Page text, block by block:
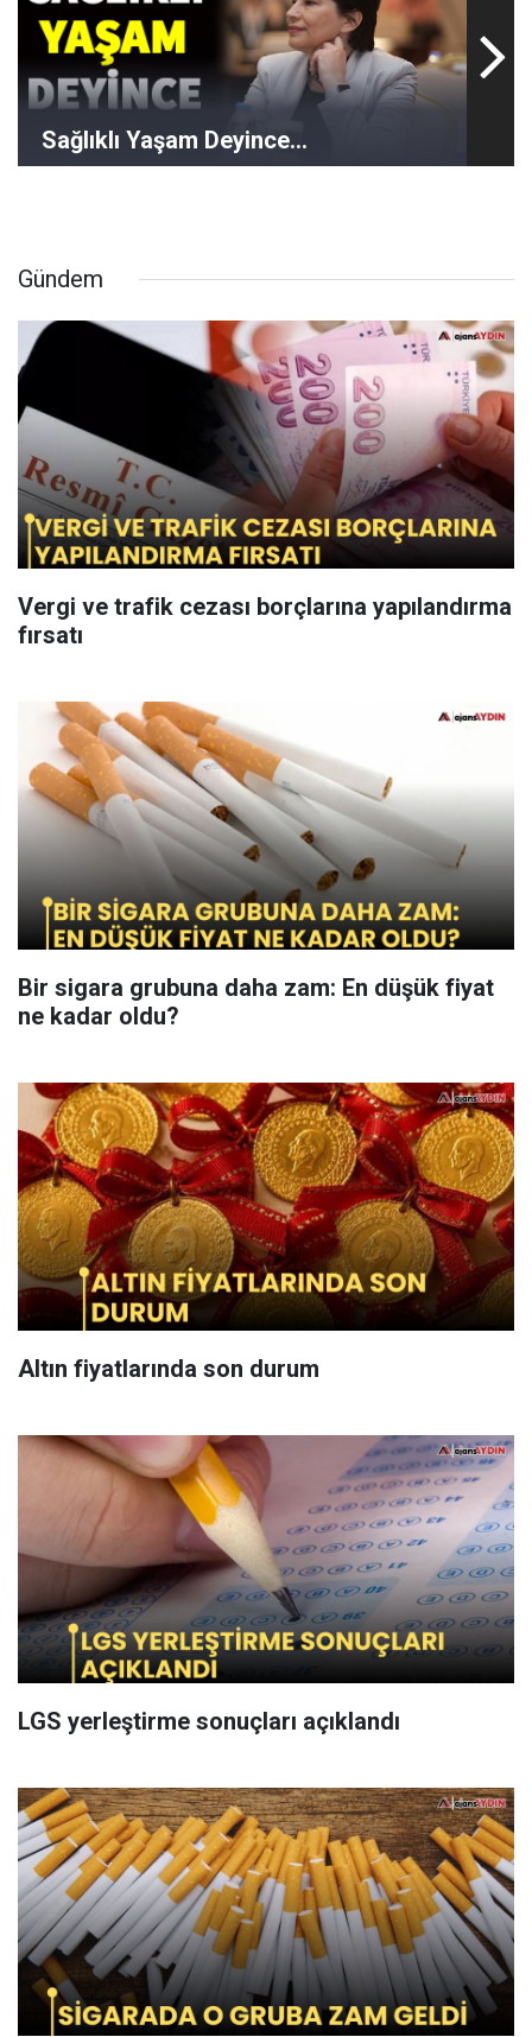
Sağlıklı Yaşam Deyince...
Gündem
Vergi ve trafik cezası borçlarına yapılandırma
fırsatı
Bir sigara grubuna daha zam: En düşük fiyat
ne kadar oldu?
Altın fiyatlarında son durum
LGS yerleştirme sonuçları açıklandı